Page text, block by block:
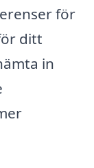
för
ditt
in